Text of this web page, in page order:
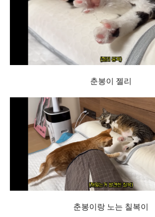
춘봉이 젤리
춘봉이랑 노는 칠복이